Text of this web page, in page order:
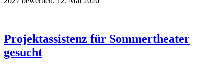
Projektassistenz für Sommertheater
gesucht